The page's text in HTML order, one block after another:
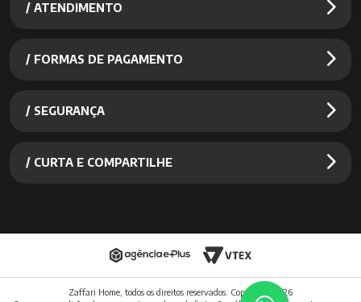
/ ATENDIMENTO
/ FORMAS DE PAGAMENTO
/ SEGURANÇA
/ CURTA E COMPARTILHE
Zaffari Home, todos os direitos reservados. Copyright
2026